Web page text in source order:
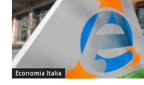
Economia Italia